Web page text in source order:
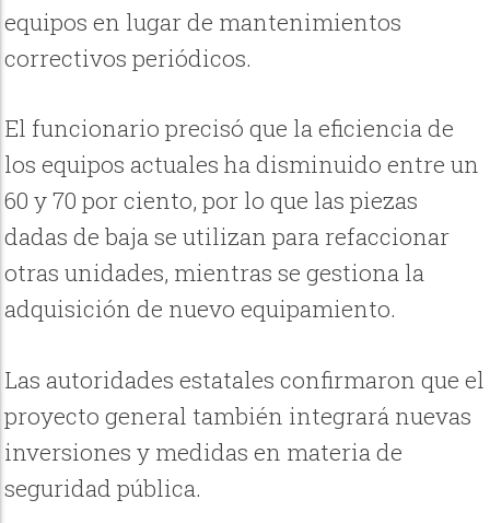
equipos en lugar de mantenimientos
correctivos periódicos.
El funcionario precisó que la eficiencia de
los equipos actuales ha disminuido entre un
60 y 70 por ciento, por lo que las piezas
dadas de baja se utilizan para refaccionar
otras unidades, mientras se gestiona la
adquisición de nuevo equipamiento.
Las autoridades estatales confirmaron que el
proyecto general también integrará nuevas
inversiones y medidas en materia de
seguridad pública.